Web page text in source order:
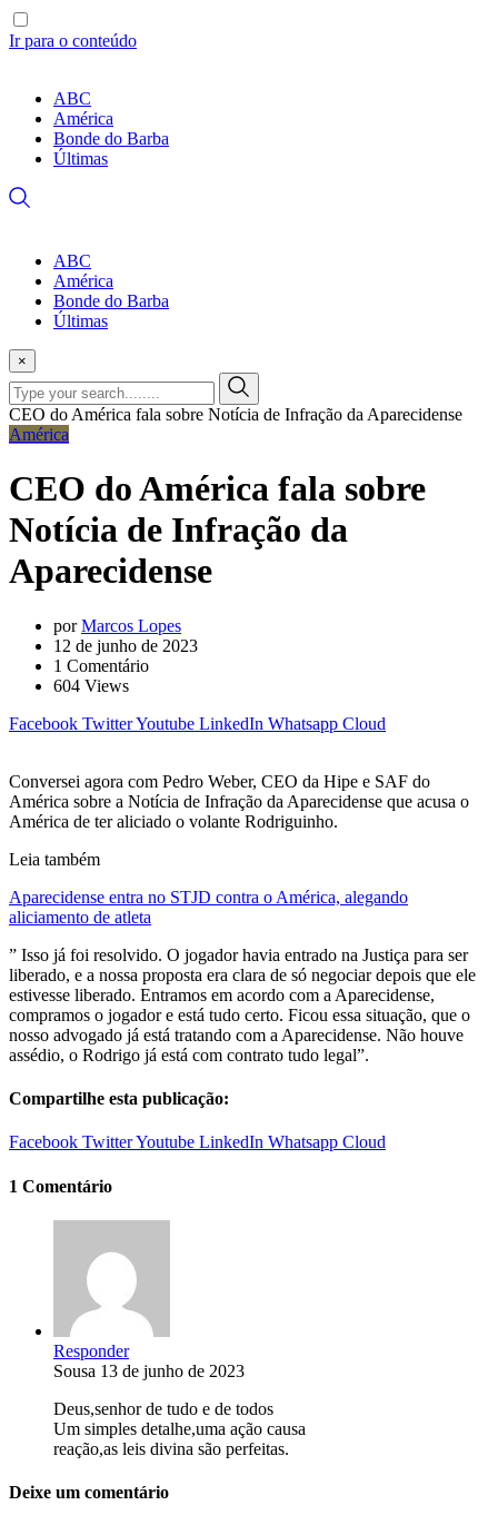
Ir para o conteúdo
ABC
América
Bonde do Barba
Últimas
ABC
América
Bonde do Barba
Últimas
×
CEO do América fala sobre Notícia de Infração da Aparecidense
América
CEO do América fala sobre
Notícia de Infração da
Aparecidense
porMarcos Lopes
12 de junho de 2023
1 Comentário
604 Views
Facebook TwitterYoutube LinkedIn Whatsapp Cloud
Conversei agora com Pedro Weber, CEO da Hipe e SAF do
América sobre a Notícia de Infração da Aparecidense que acusa o
América de ter aliciado o volante Rodriguinho.
Leia também
Aparecidense entra no STJD contra o América, alegando
aliciamento de atleta
” Isso já foi resolvido. O jogador havia entrado na Justiça para ser
liberado, e a nossa proposta era clara de só negociar depois que ele
estivesse liberado. Entramos em acordo com a Aparecidense,
compramos o jogador e está tudo certo. Ficou essa situação, que o
nosso advogado já está tratando com a Aparecidense. Não houve
assédio, o Rodrigo já está com contrato tudo legal”.
Compartilhe esta publicação:
Facebook TwitterYoutube LinkedIn Whatsapp Cloud
1 Comentário
Responder
Sousa 13 de junho de 2023
Deus,senhor de tudo e de todos
Um simples detalhe,uma ação causa
reação,as leis divina são perfeitas.
Deixe um comentário